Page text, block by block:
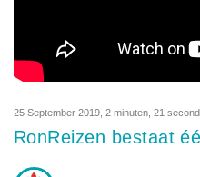
25 September 2019 2 minuten, 21
RonReizen bestaat